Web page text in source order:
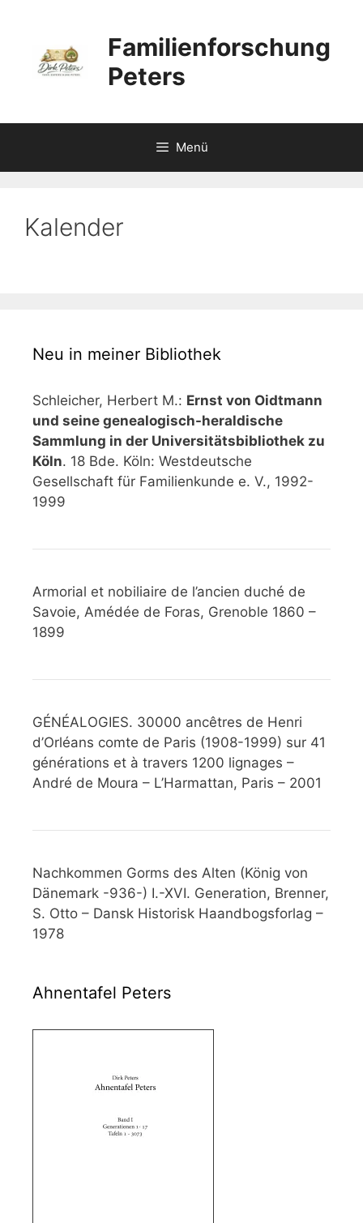
springen
Familienforschung
Peters
Menü
Kalender
Neu in meiner Bibliothek
Schleicher, Herbert M.: Ernst von Oidtmann
und seine genealogisch-heraldische
Sammlung in der Universitätsbibliothek zu
Köln. 18 Bde. Köln: Westdeutsche
Gesellschaft für Familienkunde e. V., 1992-
1999
Armorial et nobiliaire de l’ancien duché de
Savoie, Amédée de Foras, Grenoble 1860 –
1899
GÉNÉALOGIES. 30000 ancêtres de Henri
d’Orléans comte de Paris (1908-1999) sur 41
générations et à travers 1200 lignages –
André de Moura – L’Harmattan, Paris – 2001
Nachkommen Gorms des Alten (König von
Dänemark -936-) I.-XVI. Generation, Brenner,
S. Otto – Dansk Historisk Haandbogsforlag –
1978
Ahnentafel Peters